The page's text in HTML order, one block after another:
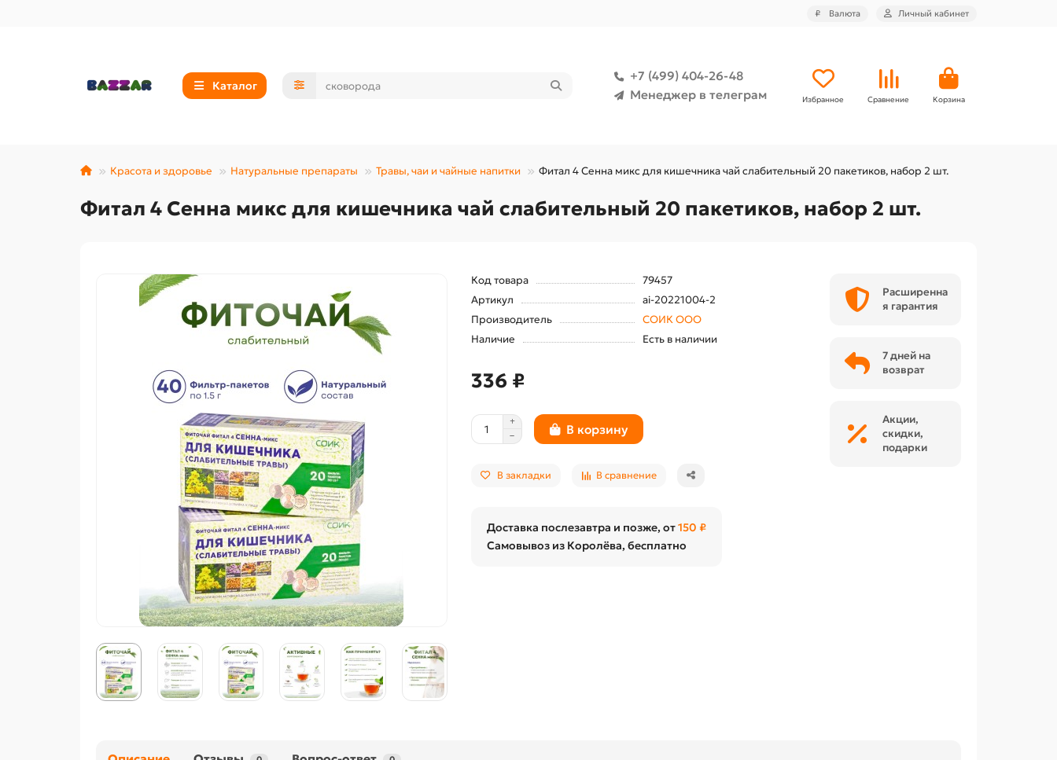
₽ Валюта Личный кабинет
Каталог
+7 (499) 404-26-48
Менеджер в телеграм
Избранное Сравнение Корзина
Красота и здоровье Натуральные препараты Травы, чаи и чайные напитки Фитал 4 Сенна микс для кишечника чай слабительный 20 пакетиков, набор 2 шт.
Фитал 4 Сенна микс для кишечника чай слабительный 20 пакетиков, набор 2 шт.
Код товара
79457
Артикул
ai-20221004-2
Производитель
СОИК ООО
Наличие
Есть в наличии
336 ₽
В корзину
В закладки В сравнение
Доставка послезавтра и позже, от150 ₽
Самовывоз из Королёва, бесплатно
Расширенна
я гарантия
7 дней на
возврат
Акции,
скидки,
подарки